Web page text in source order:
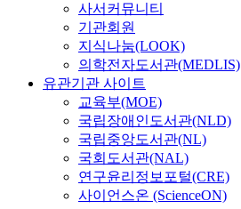
사서커뮤니티
기관회원
지식나눔(LOOK)
의학전자도서관(MEDLIS)
유관기관 사이트
교육부(MOE)
국립장애인도서관(NLD)
국립중앙도서관(NL)
국회도서관(NAL)
연구윤리정보포털(CRE)
사이언스온 (ScienceON)